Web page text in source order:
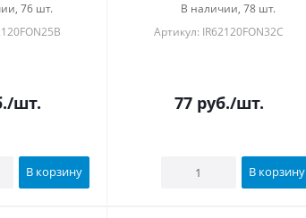
76 шт.
/шт.
В корзину
В наличии, 78 шт.
Артикул: IR62120FON32C
77руб./шт.
В корзину